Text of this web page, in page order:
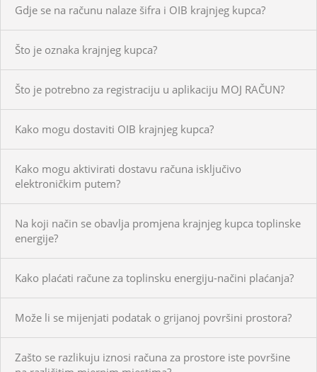
Gdje se na računu nalaze šifra i OIB krajnjeg kupca?
Što je oznaka krajnjeg kupca?
Što je potrebno za registraciju u aplikaciju MOJ RAČUN?
Kako mogu dostaviti OIB krajnjeg kupca?
Kako mogu aktivirati dostavu računa isključivo
elektroničkim putem?
Na koji način se obavlja promjena krajnjeg kupca toplinske
energije?
Kako plaćati račune za toplinsku energiju-načini plaćanja?
Može li se mijenjati podatak o grijanoj površini prostora?
Zašto se razlikuju iznosi računa za prostore iste površine